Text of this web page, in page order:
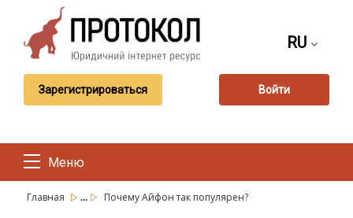
RU
Зарегистрироваться Войти
Меню
Главная ... Почему Айфон так популярен?